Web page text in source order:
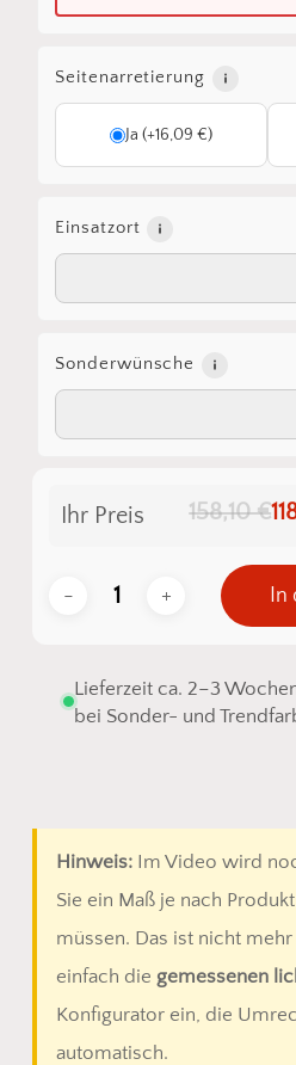
Seitenarretierung
Ja (+16,09 €)
Einsatzort
Sonderwünsche
Ihr Preis 158,10 €
In
Lieferzeit ca. 2–3
bei Sonder- und
Hinweis:Im Video wird
Sie ein Maß je nach
müssen. Das ist nicht
einfach die gemessenen
Konfigurator ein, die
automatisch.